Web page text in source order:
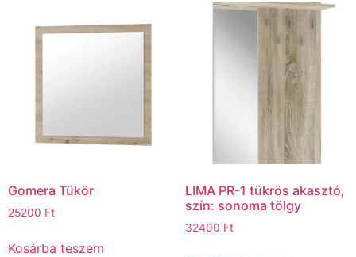
Gomera Tükör
25200 Ft
Kosárba teszem
LIMA PR-1 tükrös akasztó,
szín: sonoma tölgy
32400 Ft